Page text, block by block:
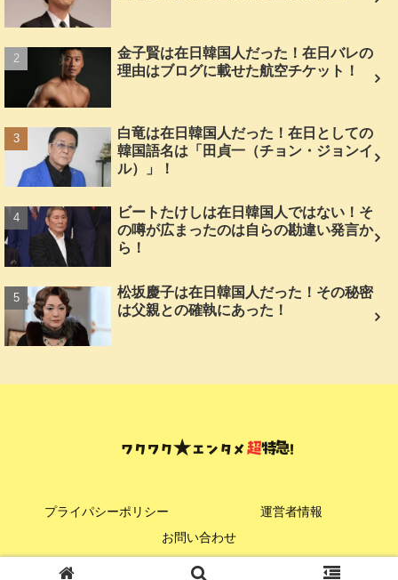
金子賢は在日韓国人だった！在日バレの
理由はブログに載せた航空チケット！
白竜は在日韓国人だった！在日としての
韓国語名は「田貞一（チョン・ジョンイ
ル）」！
ビートたけしは在日韓国人ではない！そ
の噂が広まったのは自らの勘違い発言か
ら！
松坂慶子は在日韓国人だった！その秘密
は父親との確執にあった！
プライパシーポリシー
運営者情報
お問い合わせ
© 2024 ワクワク★エンタメ超特急！.